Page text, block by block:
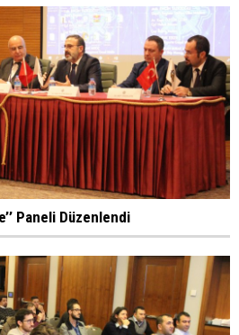
Paneli Düzenlendi